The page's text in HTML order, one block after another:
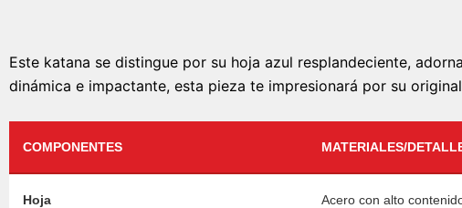
Este katana se distingue por su hoja azul resplandeciente,
dinámica e impactante, esta pieza te impresionará por su
COMPONENTES MATERIALES/
Hoja Acero con alto